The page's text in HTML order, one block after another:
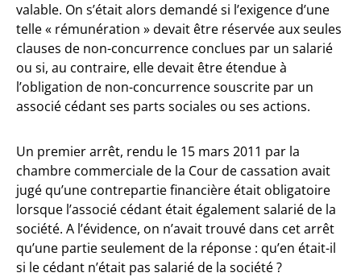
valable. On s’était alors demandé si l’exigence d’une
telle « rémunération » devait être réservée aux seules
clauses de non-concurrence conclues par un salarié
ou si, au contraire, elle devait être étendue à
l’obligation de non-concurrence souscrite par un
associé cédant ses parts sociales ou ses actions.
Un premier arrêt, rendu le 15 mars 2011 par la
chambre commerciale de la Cour de cassation avait
jugé qu’une contrepartie financière était obligatoire
lorsque l’associé cédant était également salarié de la
société. A l’évidence, on n’avait trouvé dans cet arrêt
qu’une partie seulement de la réponse : qu’en était-il
si le cédant n’était pas salarié de la société ?